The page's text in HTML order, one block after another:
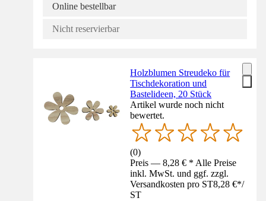
Online bestellbar
Nicht reservierbar
Holzblumen Streudeko für
Tischdekoration und
Bastelideen, 20 Stück
Artikel wurde noch nicht
bewertet.
(0)
Preis — 8,28 € * Alle Preise
inkl. MwSt. und ggf. zzgl.
Versandkosten pro ST8,28 €*/
ST